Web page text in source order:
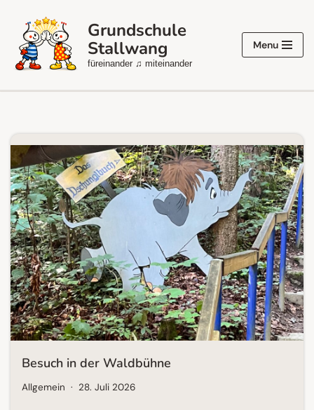
Zum
Inhalt
springen
Grundschule
Stallwang
füreinander ♫ miteinander
Menu
Besuch in der Waldbühne
Allgemein 28. Juli 2026